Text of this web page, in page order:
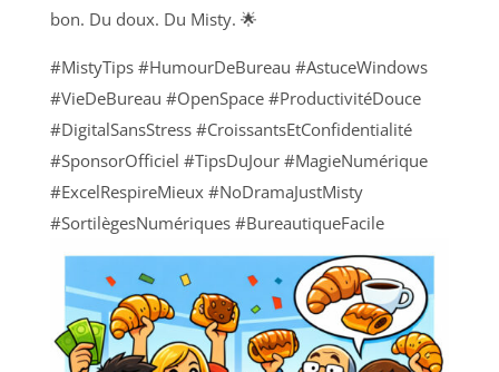
bon. Du doux. Du Misty. 🌟
#MistyTips #HumourDeBureau #AstuceWindows
#VieDeBureau #OpenSpace #ProductivitéDouce
#DigitalSansStress #CroissantsEtConfidentialité
#SponsorOfficiel #TipsDuJour #MagieNumérique
#ExcelRespireMieux #NoDramaJustMisty
#SortilègesNumériques #BureautiqueFacile